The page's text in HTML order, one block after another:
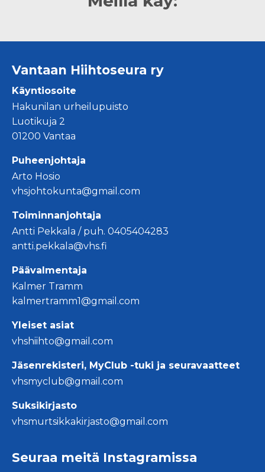
Vantaan Hiihtoseura ry
Käyntiosoite
Hakunilan urheilupuisto
Luotikuja 2
01200 Vantaa
Puheenjohtaja
Arto Hosio
vhsjohtokunta@gmail.com
Toiminnanjohtaja
Antti Pekkala / puh. 0405404283
antti.pekkala@vhs.fi
Päävalmentaja
Kalmer Tramm
kalmertramm1@gmail.com
Yleiset asiat
vhshiihto@gmail.com
Jäsenrekisteri, MyClub -tuki ja seuravaatteet
vhsmyclub@gmail.com
Suksikirjasto
vhsmurtsikkakirjasto@gmail.com
Seuraa meitä Instagramissa